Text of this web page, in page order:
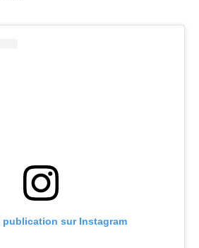
publication sur Instagram